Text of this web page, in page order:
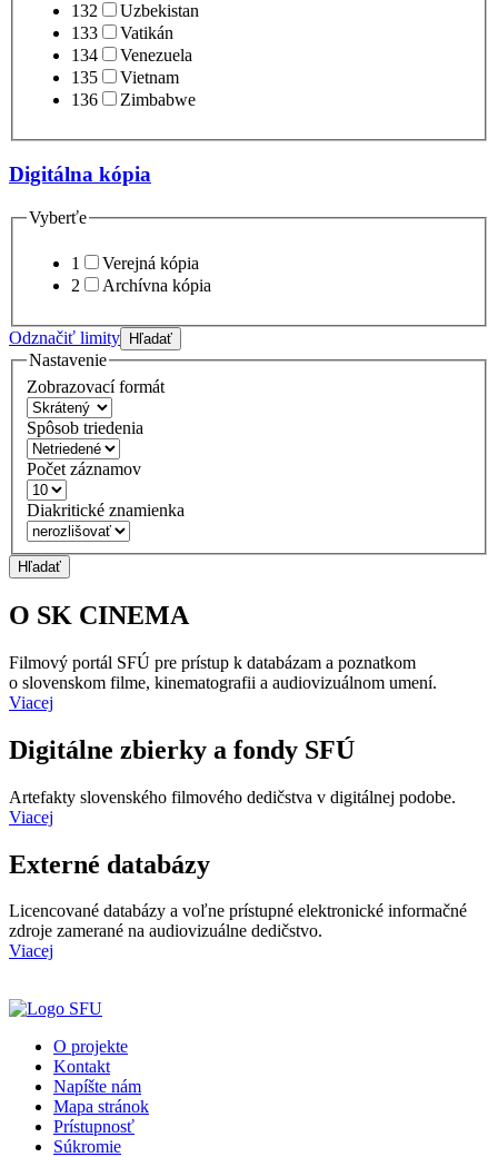
132
Uzbekistan
133
Vatikán
134
Venezuela
135
Vietnam
136
Zimbabwe
Digitálna kópia
Vyberťe
1
Verejná kópia
2
Archívna kópia
Odznačiť limity Hľadať
Nastavenie
Zobrazovací formát
Spôsob triedenia
Počet záznamov
Diakritické znamienka
Hľadať
O SK CINEMA
Filmový portál SFÚ pre prístup k databázam a poznatkom
o slovenskom filme, kinematografii a audiovizuálnom umení.
Viacej
Digitálne zbierky a fondy SFÚ
Artefakty slovenského filmového dedičstva v digitálnej podobe.
Viacej
Externé databázy
Licencované databázy a voľne prístupné elektronické informačné
zdroje zamerané na audiovizuálne dedičstvo.
Viacej
O projekte
Kontakt
Napíšte nám
Mapa stránok
Prístupnosť
Súkromie